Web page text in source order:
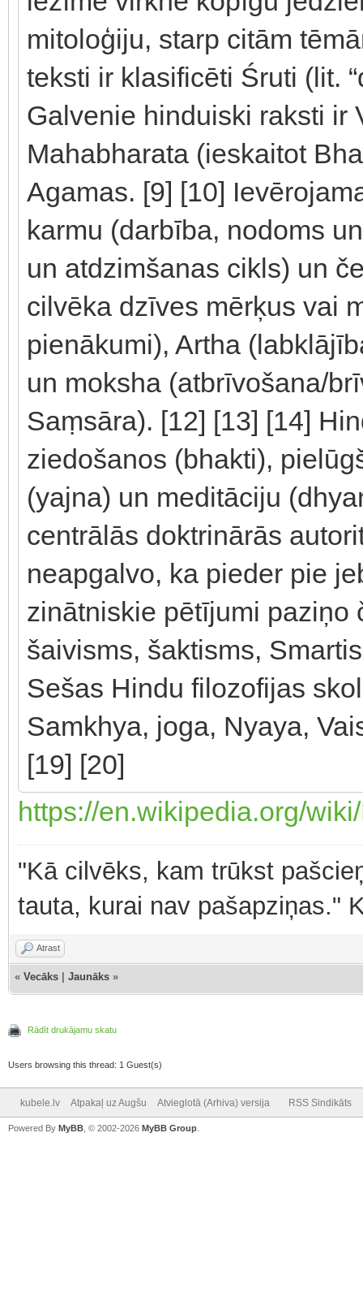
mitoloģiju, starp citām
teksti ir klasificēti Śruti (lit.
Galvenie hinduiski raksti ir
Mahabharata (ieskaitot
Agamas. [9] [10]
karmu (darbība, nodoms
un atdzimšanas cikls) un
cilvēka dzīves mērķus vai
pienākumi), Artha
un moksha (atbrīvošana/
Saṃsāra). [12] [13] [14]
ziedošanos (bhakti),
(yajna) un meditāciju
centrālās doktrinārās
neapgalvo, ka pieder pie
zinātniskie pētījumi paziņo
šaivisms, šaktisms,
Sešas Hindu filozofijas
Samkhya, joga, Nyaya,
[19] [20]
https://en.wikipedia.org/
"Kā cilvēks, kam trūkst
tauta, kurai nav pašapziņas."
Atrast
« Vecāks Jaunāks »
Rādīt drukājamu skatu
Users browsing this thread: 1 Guest(s)
kubele.lv Atpakaļ uz Augšu Atvieglotā (Arhiva) versija RSS Sindikāts
Powered By MyBB , © 2002-2026 MyBB Group